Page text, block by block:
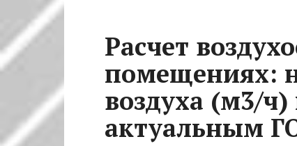
Расчет
помещениях:
воздуха (м3/ч)
актуальным